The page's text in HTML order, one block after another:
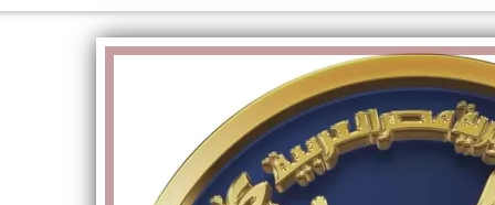
الكاتبة إلهام شرشر تهنئ الرئيس
السيسي بعيد ميلاده وتُشيد بجهوده
في بناء الدولة